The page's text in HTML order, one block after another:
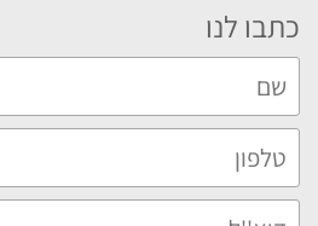
כתבו לנו